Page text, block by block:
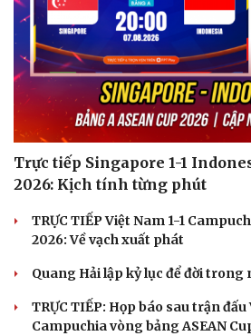
Trực tiếp Singapore 1-1
2026: Kịch tính từng phút
TRỰC TIẾP Việt Nam 1-1
2026: Về vạch xuất phát
Quang Hải lập kỷ lục để đời trong
TRỰC TIẾP: Họp báo sau trận đấu
Campuchia vòng bảng ASEAN